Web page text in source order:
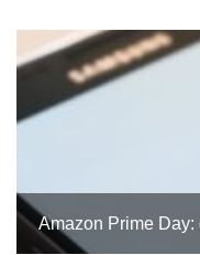
Amazon Prime Day: